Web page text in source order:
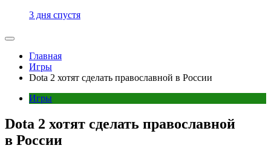
3 дня спустя
Главная
Игры
Dota 2 хотят сделать православной в России
Игры
Dota 2 хотят сделать православной
в России